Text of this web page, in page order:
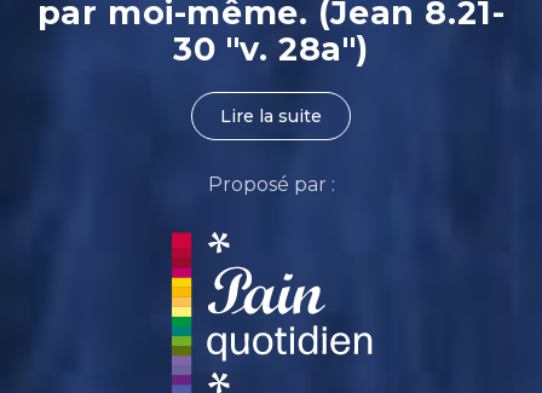
par moi-même. (Jean 8.21-
30 "v. 28a")
Lire la suite
Proposé par :